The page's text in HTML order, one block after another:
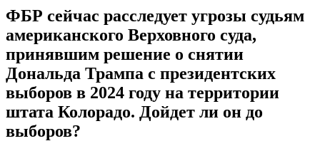
ФБР сейчас расследует угрозы судьям
американского Верховного суда,
принявшим решение о снятии
Дональда Трампа с президентских
выборов в 2024 году на территории
штата Колорадо. Дойдет ли он до
выборов?